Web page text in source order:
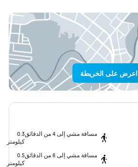
اعرض على الخريطة
مسافة مشي إلى 4 من الدقائق
0.3
كيلومتر
مسافة مشي إلى 6 من الدقائق
0.5
كيلومتر